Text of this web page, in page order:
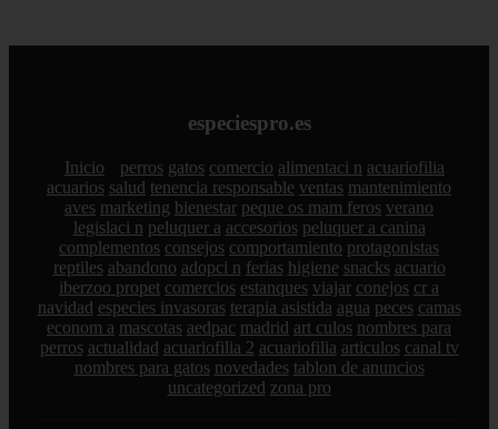
especiespro.es
Inicio perros gatos comercio alimentaci n acuariofilia
acuarios salud tenencia responsable ventas mantenimiento
aves marketing bienestar peque os mam feros verano
legislaci n peluquer a accesorios peluquer a canina
complementos consejos comportamiento protagonistas
reptiles abandono adopci n ferias higiene snacks acuario
iberzoo propet comercios estanques viajar conejos cr a
navidad especies invasoras terapia asistida agua peces camas
econom a mascotas aedpac madrid art culos nombres para
perros actualidad acuariofilia 2 acuariofilia articulos canal tv
nombres para gatos novedades tablon de anuncios
uncategorized zona pro